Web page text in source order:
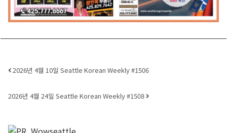
Post navigation
2026년 4월 10일 Seattle Korean Weekly #1506
2026년 4월 24일 Seattle Korean Weekly #1508